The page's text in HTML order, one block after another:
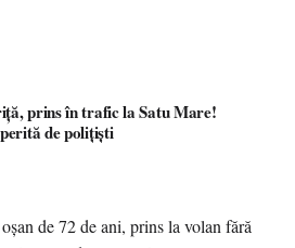
prins în trafic la Satu Mare!
de polițiști